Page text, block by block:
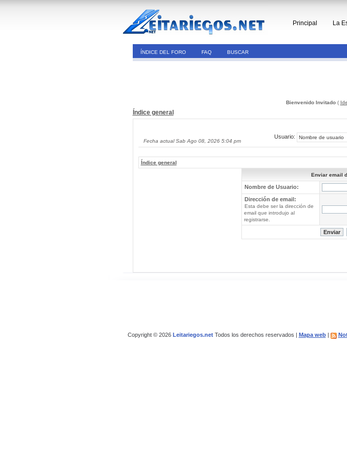
Principal La
ÍNDICE DEL FORO FAQ BUSCAR
Bienvenido Invitado(
Índice general
Fecha actual Sab Ago 08, 2026 5:04 pm
Usuario:
Índice general
Enviar email
Nombre de Usuario:
Dirección de email:
Esta debe ser la dirección de
email que introdujo al
registrarse.
Copyright © 2026 Leitariegos.netTodos los derechos reservados | Mapa web|